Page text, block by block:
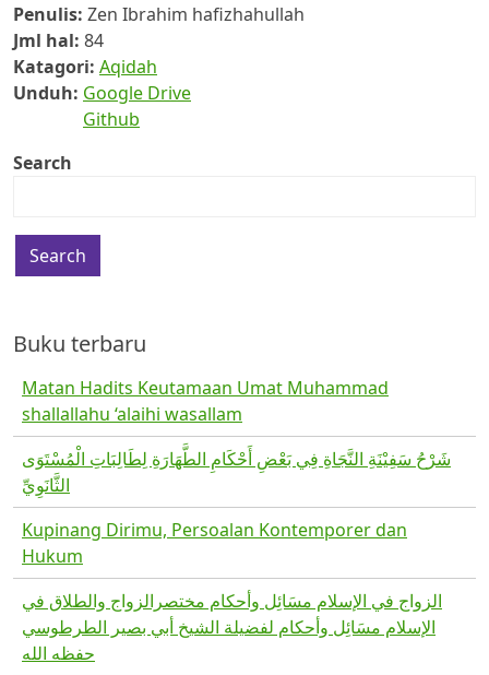
Penulis: Zen Ibrahim hafizhahullah
Jml hal: 84
Katagori: Aqidah
Unduh: Google Drive
Github
Search
Buku terbaru
Matan Hadits Keutamaan Umat Muhammad
shallallahu ‘alaihi wasallam
شَرْحُ سَفِيْنَةِ النَّجَاةِ فِي بَعْضِ أَحْكَامِ الطَّهَارَةِ لِطَالِبَاتِ الْمُسْتَوَى
الثَّانَوِيِّ
Kupinang Dirimu, Persoalan Kontemporer dan
Hukum
الزواج في الإسلام مسَائِل وأحكام مختصرالزواج والطلاق في
الإسلام مسَائِل وأحكام لفضيلة الشيخ أبي بصير الطرطوسي
حفظه الله